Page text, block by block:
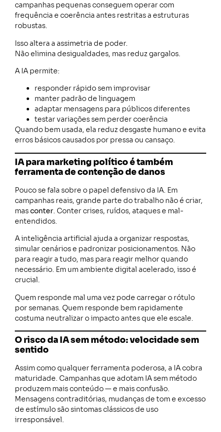
campanhas pequenas conseguem operar com
frequência e coerência antes restritas a estruturas
robustas.
Isso altera a assimetria de poder.
Não elimina desigualdades, mas reduz gargalos.
A IA permite:
responder rápido sem improvisar
manter padrão de linguagem
adaptar mensagens para públicos diferentes
testar variações sem perder coerência
Quando bem usada, ela reduz desgaste humano e evita
erros básicos causados por pressa ou cansaço.
IA para marketing político é também
ferramenta de contenção de danos
Pouco se fala sobre o papel defensivo da IA. Em
campanhas reais, grande parte do trabalho não é criar,
masconter. Conter crises, ruídos, ataques e mal-
entendidos.
A inteligência artificial ajuda a organizar respostas,
simular cenários e padronizar posicionamentos. Não
para reagir a tudo, mas para reagir melhor quando
necessário. Em um ambiente digital acelerado, isso é
crucial.
Quem responde mal uma vez pode carregar o rótulo
por semanas. Quem responde bem rapidamente
costuma neutralizar o impacto antes que ele escale.
O risco da IA sem método: velocidade sem
sentido
Assim como qualquer ferramenta poderosa, a IA cobra
maturidade. Campanhas que adotam IA sem método
produzem mais conteúdo — e mais confusão.
Mensagens contraditórias, mudanças de tom e excesso
de estímulo são sintomas clássicos de uso
irresponsável.